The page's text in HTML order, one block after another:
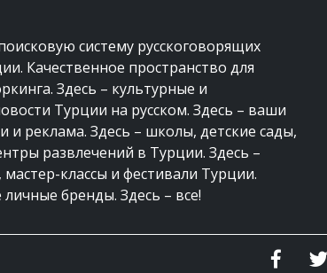
систему русскоговорящих
Качественное пространство для
Здесь – культурные и
Турции на русском. Здесь – ваши
и реклама. Здесь – школы, детские сады,
развлечений в Турции. Здесь –
классы и фестивали Турции.
бренды. Здесь – все!